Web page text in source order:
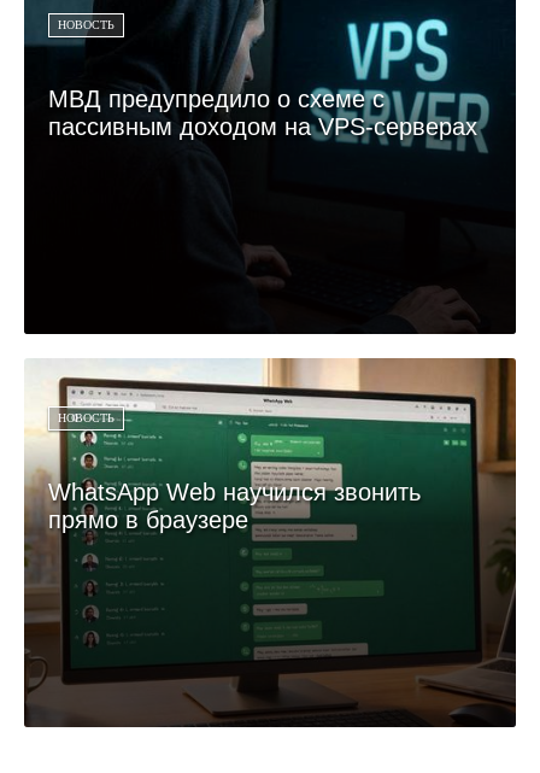
НОВОСТЬ
МВД предупредило о схеме с
пассивным доходом на VPS-серверах
НОВОСТЬ
WhatsApp Web научился звонить
прямо в браузере